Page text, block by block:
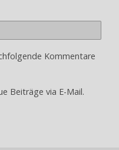
Kommentare
Beiträge via E-Mail.